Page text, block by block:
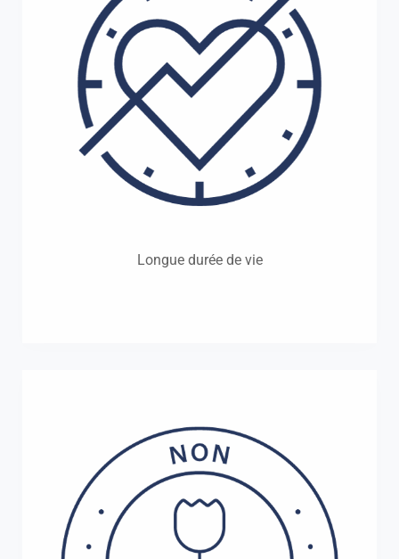
Longue durée de vie